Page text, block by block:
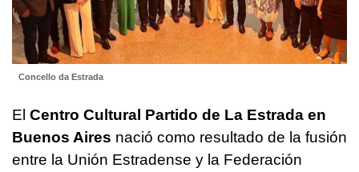
Concello da Estrada
El Centro Cultural Partido de La Estrada en
Buenos Aires nació como resultado de la fusión
entre la Unión Estradense y la Federación